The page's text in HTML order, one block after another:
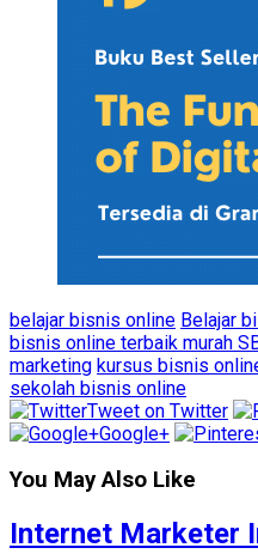
belajar bisnis online Belajar
bisnis online terbaik murah
marketing kursus bisnis
sekolah bisnis online
Tweet on Twitter
Google+
You May Also Like
Internet Marketer